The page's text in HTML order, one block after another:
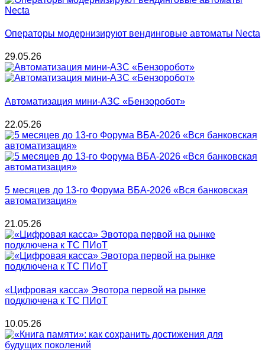
Операторы модернизируют вендинговые автоматы Necta
29.05.26
Автоматизация мини-АЗС «Бензоробот»
22.05.26
5 месяцев до 13-го Форума ВБА-2026 «Вся банковская
автоматизация»
21.05.26
«Цифровая касса» Эвотора первой на рынке
подключена к ТС ПИоТ
10.05.26